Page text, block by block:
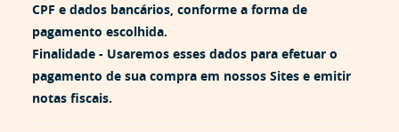
CPF e dados bancários, conforme a forma de
pagamento escolhida.
Finalidade - Usaremos esses dados para efetuar o
pagamento de sua compra em nossos Sites e emitir
notas fiscais.